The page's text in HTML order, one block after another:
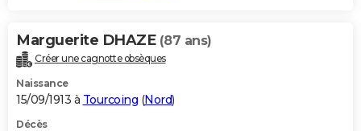
Marguerite DHAZE (87 ans)
Créer une cagnotte obsèques
Naissance
15/09/1913 à Tourcoing (Nord)
Décès